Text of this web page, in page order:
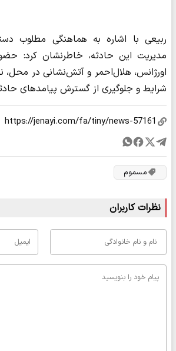
ربیعی با اشاره به هماهنگی مطلوب
مدیریت این حادثه، خاطرنشان کرد:
اورژانس، هلال‌احمر و آتش‌نشانی در
شرایط و جلوگیری از گسترش پیامدهای
مسموم
نظرات کاربران